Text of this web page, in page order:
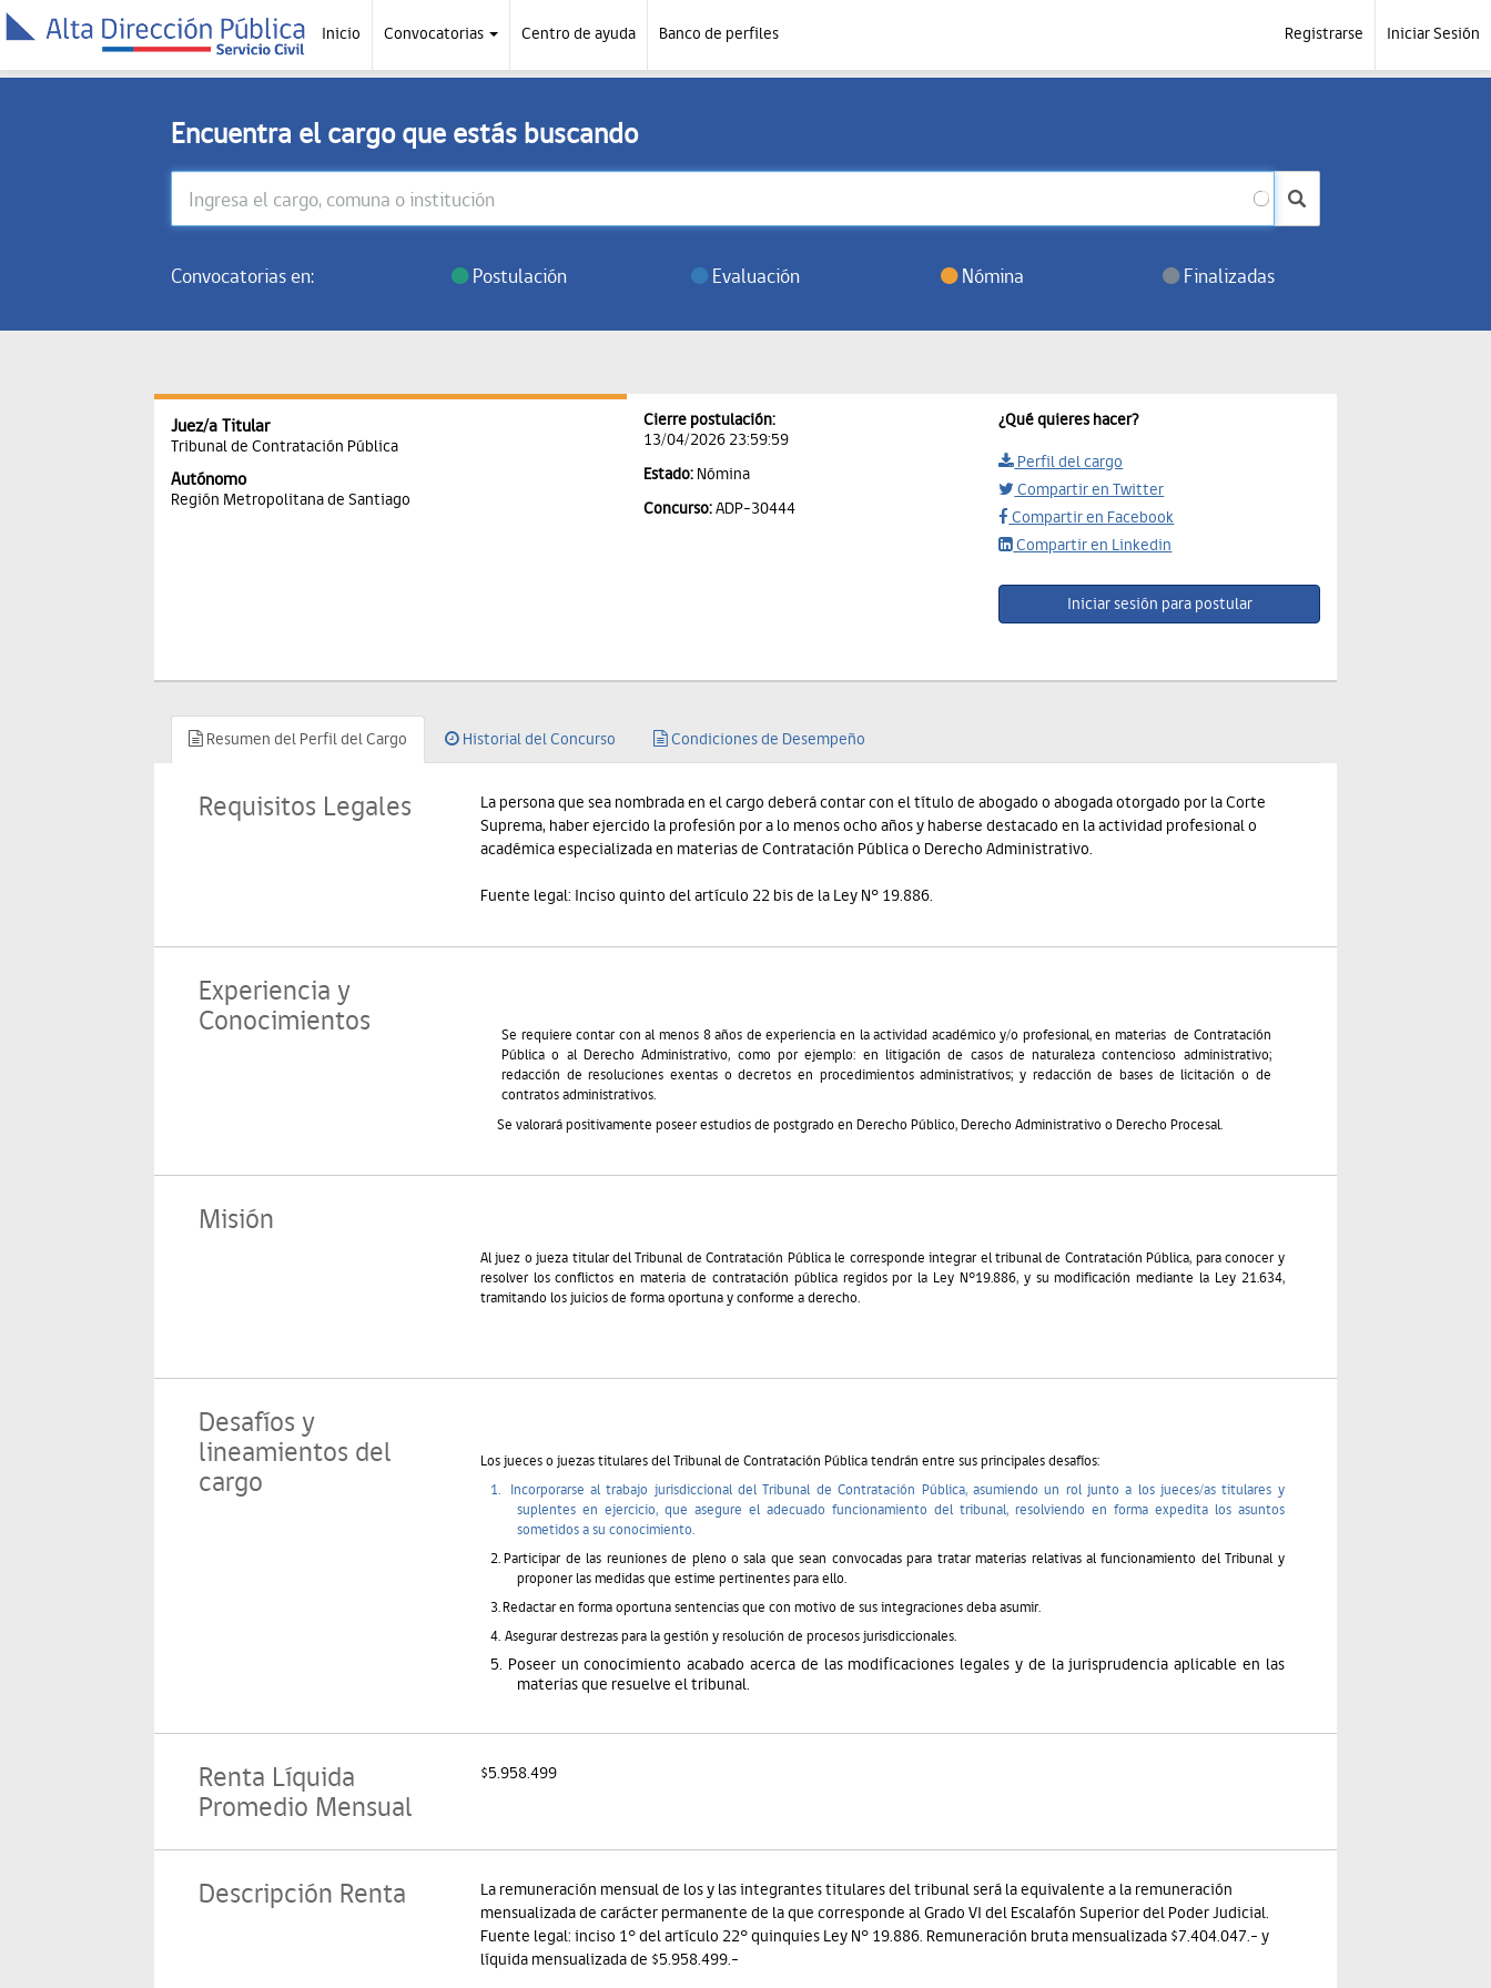
Inicio Convocatorias Centro de ayuda Banco de perfiles Registrarse Iniciar Sesión
Encuentra el cargo que estás buscando
Convocatorias en: Postulación Evaluación Nómina Finalizadas
Juez/a Titular
Tribunal de Contratación Pública
Autónomo
Región Metropolitana de Santiago
Cierre postulación:
13/04/2026 23:59:59
Estado: Nómina
Concurso:ADP-30444
¿Qué quieres hacer?
Perfil del cargo
Compartir en Twitter
Compartir en Facebook
Compartir en Linkedin
Resumen del Perfil del Cargo Historial del Concurso Condiciones de Desempeño
Requisitos Legales
La persona que sea nombrada en el cargo deberá contar con el título de abogado o abogada otorgado por la Corte
Suprema, haber ejercido la profesión por a lo menos ocho años y haberse destacado en la actividad profesional o
académica especializada en materias de Contratación Pública o Derecho Administrativo.
Fuente legal: Inciso quinto del artículo 22 bis de la Ley N° 19.886.
Experiencia y
Conocimientos
Se requiere contar con al menos 8 años de experiencia en la actividad académico y/o profesional, en materias de Contratación
Pública o al Derecho Administrativo, como por ejemplo: en litigación de casos de naturaleza contencioso administrativo;
redacción de resoluciones exentas o decretos en procedimientos administrativos; y redacción de bases de licitación o de
contratos administrativos.
Se valorará positivamente poseer estudios de postgrado en Derecho Público, Derecho Administrativo o Derecho Procesal.
Misión
Al juez o jueza titular del Tribunal de Contratación Pública le corresponde integrar el tribunal de Contratación Pública, para conocer y
resolver los conflictos en materia de contratación pública regidos por la Ley N°19.886, y su modificación mediante la Ley 21.634,
tramitando los juicios de forma oportuna y conforme a derecho.
Desafíos y
lineamientos del
cargo
Los jueces o juezas titulares del Tribunal de Contratación Pública tendrán entre sus principales desafíos:
1.
Incorporarse al trabajo jurisdiccional del Tribunal de Contratación Pública, asumiendo un rol junto a los jueces/as titulares y
suplentes en ejercicio, que asegure el adecuado funcionamiento del tribunal, resolviendo en forma expedita los asuntos
sometidos a su conocimiento.
2. Participar de las reuniones de pleno o sala que sean convocadas para tratar materias relativas al funcionamiento del Tribunal y
proponer las medidas que estime pertinentes para ello.
3. Redactar en forma oportuna sentencias que con motivo de sus integraciones deba asumir.
4. Asegurar destrezas para la gestión y resolución de procesos jurisdiccionales.
5. Poseer un conocimiento acabado acerca de las modificaciones legales y de la jurisprudencia aplicable en las
materias que resuelve el tribunal.
Renta Líquida
Promedio Mensual
$5.958.499
Descripción Renta
La remuneración mensual de los y las integrantes titulares del tribunal será la equivalente a la remuneración
mensualizada de carácter permanente de la que corresponde al Grado VI del Escalafón Superior del Poder Judicial.
Fuente legal: inciso 1° del artículo 22° quinquies Ley N° 19.886. Remuneración bruta mensualizada $7.404.047.- y
líquida mensualizada de $5.958.499.-